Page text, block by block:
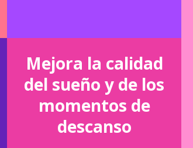
Mejora la calidad
del sueño y de los
momentos de
descanso